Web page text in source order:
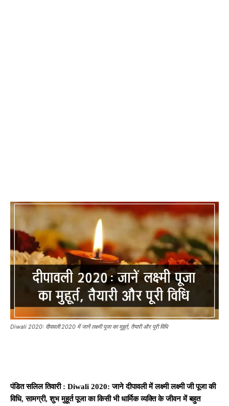
Diwali 2020: दीपावली 2020 में जानें लक्ष्मी पूजा का मुहूर्त, तैयारी और पूरी विधि
पंडित सलिल तिवारी : Diwali 2020: जाने दीपावली में लक्ष्मी लक्ष्मी जी पूजा की
विधि, सामग्री, शुभ मुहूर्त पूजा का किसी भी धार्मिक व्यक्ति के जीवन में बहुत